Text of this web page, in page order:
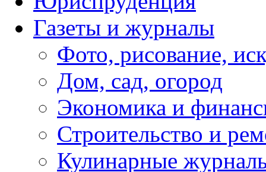
Газеты и журналы
Фото, рисование,
Дом, сад, огород
Экономика и
Строительство и
Кулинарные